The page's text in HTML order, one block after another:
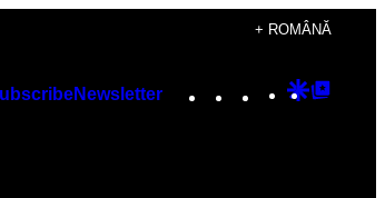
+ ROMÂNĂ
Newsletter Instagram
TikTok
YouTube
Google